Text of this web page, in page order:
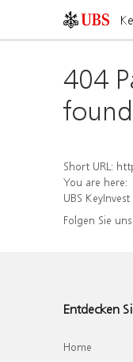
404
found
Short URL:
You are here:
UBS
Folgen Sie
Entdecken
Home